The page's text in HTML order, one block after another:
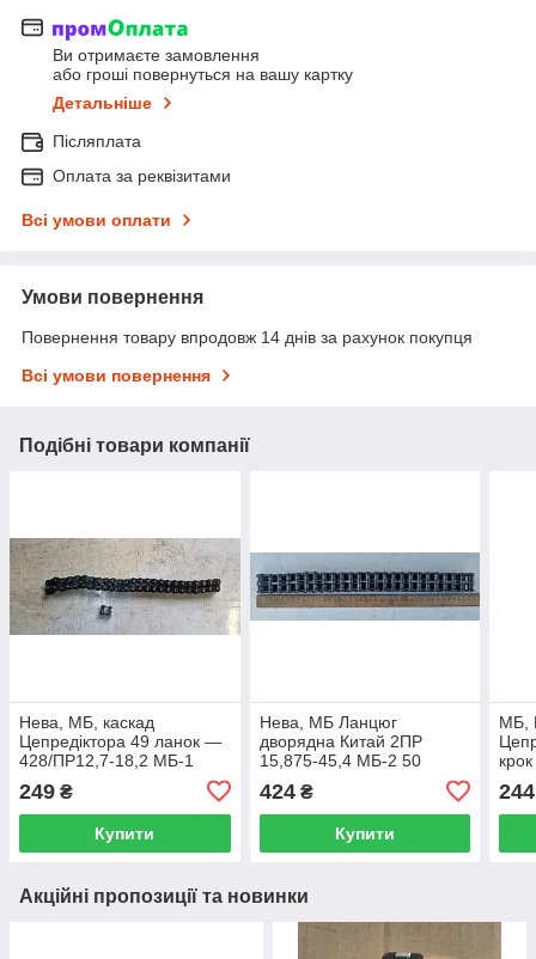
Ви отримаєте замовлення
або гроші повернуться на вашу картку
Детальніше
Післяплата
Оплата за реквізитами
Всі умови оплати
Умови повернення
Повернення товару впродовж 14 днів за рахунок покупця
Всі умови повернення
Подібні товари компанії
Нева, МБ, каскад
Цепредіктора 49 ланок —
428/ПР12,7-18,2 МБ-1
249 ₴
Купити
Нева, МБ Ланцюг
дворядна Китай 2ПР
15,875-45,4 МБ-2 50
редуктор мотоблок
424₴
Купити
МБ,
244
Акційні пропозиції та новинки